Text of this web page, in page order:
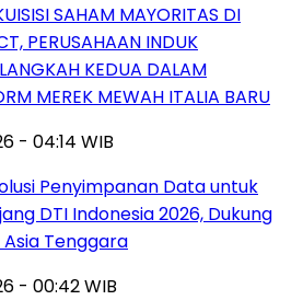
SAHAM MAYORITAS DI
PERUSAHAAN INDUK
KEDUA DALAM
MEREK MEWAH ITALIA BARU
- 04:14 WIB
Penyimpanan Data untuk
DTI Indonesia 2026, Dukung
Tenggara
- 00:42 WIB